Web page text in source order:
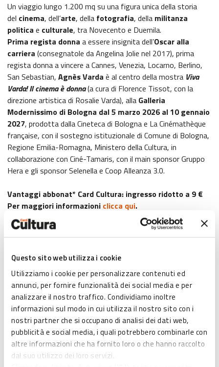
Questo sito web utilizza i cookie
Utilizziamo i cookie per personalizzare contenuti ed
annunci, per fornire funzionalità dei social media e per
analizzare il nostro traffico. Condividiamo inoltre
informazioni sul modo in cui utilizza il nostro sito con i
nostri partner che si occupano di analisi dei dati web,
pubblicità e social media, i quali potrebbero combinarle con
altre informazioni che ha fornito loro o che hanno raccolto
dal suo utilizzo dei loro servizi.
Un viaggio lungo 1.200 mq su una figura unica della storia
del cinema, dell’arte, della fotografia, della militanza
politica e culturale, tra Novecento e Duemila.
Prima regista donna a essere insignita dell’Oscar alla
carriera (consegnatole da Angelina Jolie nel 2017), prima
regista donna a vincere a Cannes, Venezia, Locarno, Berlino,
San Sebastian, Agnès Varda è al centro della mostra Viva
Varda! Il cinema è donna(a cura di Florence Tissot, con la
direzione artistica di Rosalie Varda), alla Galleria
Modernissimo di Bologna dal 5 marzo 2026 al 10 gennaio
2027, prodotta dalla Cineteca di Bologna e La Cinémathèque
française, con il sostegno istituzionale di Comune di Bologna,
Regione Emilia-Romagna, Ministero della Cultura, in
collaborazione con Ciné-Tamaris, con il main sponsor Gruppo
Hera e gli sponsor Selenella e Coop Alleanza 3.0.
Vantaggi abbonat* Card Cultura: ingresso ridotto a 9 €
Per maggiori informazioni clicca qui.
Film,foto,installazioni costumi :Viva
Varda!testimonia un’opera personale, creativa, poliedrica che
abbraccia la
pittura , la Nouvelle Vague
teatro e igatti, Fidel Castro, Jim Morrison, Jane Birkin,
Catherine Deneuve, Marcello Mastroianni, Madonna, Jean-Luc
Godard.
Artistagiramondo, Varda ha sviluppato una carriera che le è
valsa la fama internazionale. Un’opera segnata dall’impegno
femministache la mostra presenta in tutta la sua attualità.
Sarà suddivisa indiverse sezioni, dedicate al rapporto
traAgnès e le immagini(l’autoritratto